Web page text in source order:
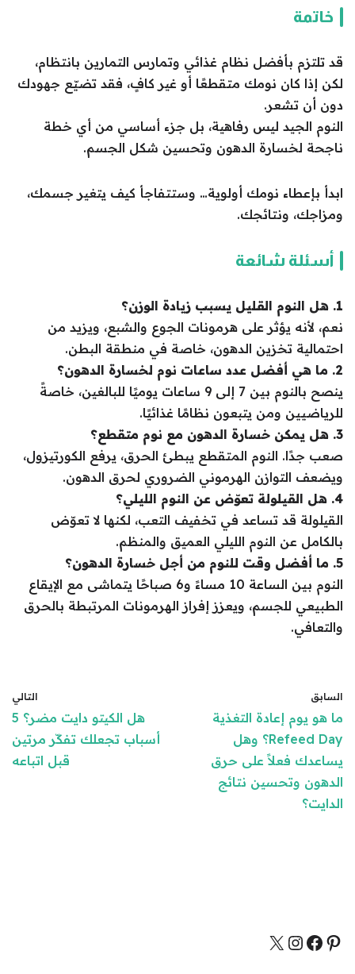
خاتمة
قد تلتزم بأفضل نظام غذائي وتمارس التمارين بانتظام،
لكن إذا كان نومك متقطعًا أو غير كافٍ، فقد تضيّع جهودك
دون أن تشعر.
النوم الجيد ليس رفاهية، بل جزء أساسي من أي خطة
ناجحة لخسارة الدهون وتحسين شكل الجسم.
ابدأ بإعطاء نومك أولوية… وستتفاجأ كيف يتغير جسمك،
ومزاجك، ونتائجك.
أسئلة شائعة
1. هل النوم القليل يسبب زيادة الوزن؟
نعم، لأنه يؤثر على هرمونات الجوع والشبع، ويزيد من
احتمالية تخزين الدهون، خاصة في منطقة البطن.
2. ما هي أفضل عدد ساعات نوم لخسارة الدهون؟
ينصح بالنوم بين 7 إلى 9 ساعات يوميًا للبالغين، خاصةً
للرياضيين ومن يتبعون نظامًا غذائيًا.
3. هل يمكن خسارة الدهون مع نوم متقطع؟
صعب جدًا. النوم المتقطع يبطئ الحرق، يرفع الكورتيزول،
ويضعف التوازن الهرموني الضروري لحرق الدهون.
4. هل القيلولة تعوّض عن النوم الليلي؟
القيلولة قد تساعد في تخفيف التعب، لكنها لا تعوّض
بالكامل عن النوم الليلي العميق والمنظم.
5. ما أفضل وقت للنوم من أجل خسارة الدهون؟
النوم بين الساعة 10 مساءً و6 صباحًا يتماشى مع الإيقاع
الطبيعي للجسم، ويعزز إفراز الهرمونات المرتبطة بالحرق
والتعافي.
السابق
ما هو يوم إعادة التغذية
Refeed Day؟ وهل
يساعدك فعلاً على حرق
الدهون وتحسين نتائج
الدايت؟
التالي
هل الكيتو دايت مضر؟ 5
أسباب تجعلك تفكّر مرتين
قبل اتباعه